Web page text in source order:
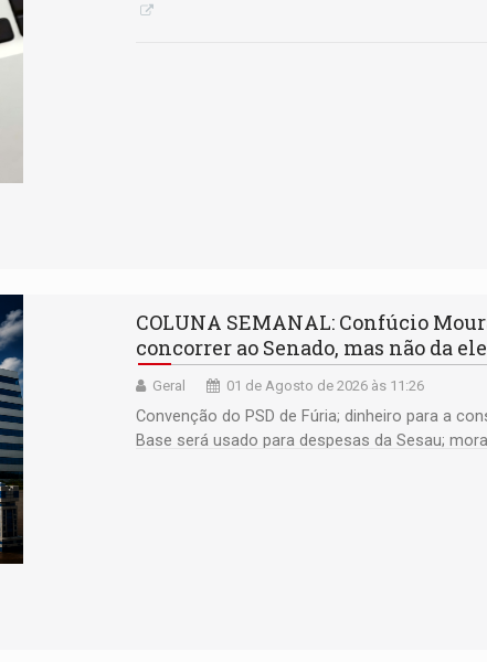
COLUNA SEMANAL: Confúcio
concorrer ao Senado, mas não da
Geral 01 de Agosto de 2026 às 11:26
Convenção do PSD de Fúria; dinheiro para a
Base será usado para despesas da Sesau;